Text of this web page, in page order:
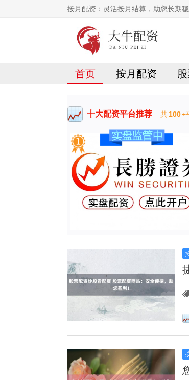
按月配资：灵活按月结算，助您长期
首页 按月配资
十大配资平台推荐 共100+